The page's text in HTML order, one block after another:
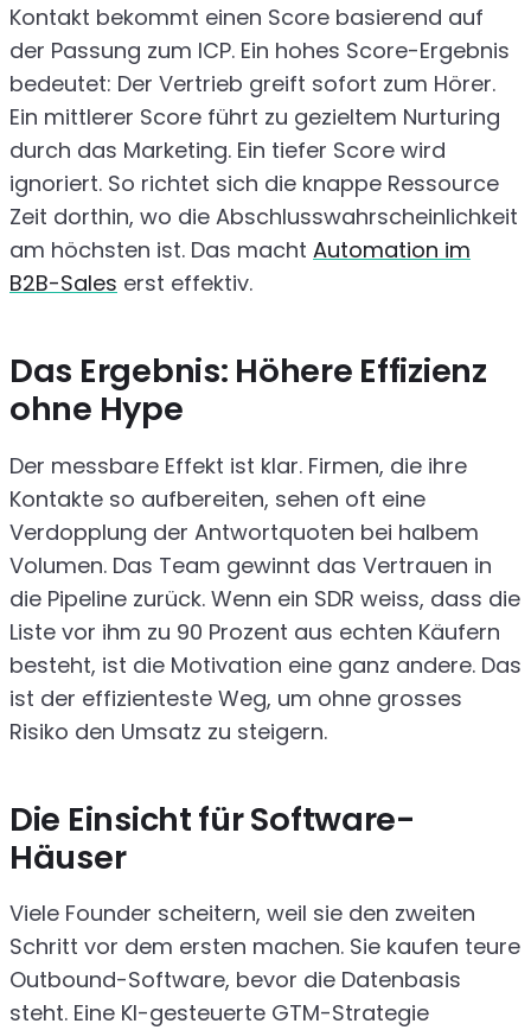
Kontakt bekommt einen Score basierend auf
der Passung zum ICP. Ein hohes Score-Ergebnis
bedeutet: Der Vertrieb greift sofort zum Hörer.
Ein mittlerer Score führt zu gezieltem Nurturing
durch das Marketing. Ein tiefer Score wird
ignoriert. So richtet sich die knappe Ressource
Zeit dorthin, wo die Abschlusswahrscheinlichkeit
am höchsten ist. Das macht Automation im
B2B-Sales erst effektiv.
Das Ergebnis: Höhere Effizienz
ohne Hype
Der messbare Effekt ist klar. Firmen, die ihre
Kontakte so aufbereiten, sehen oft eine
Verdopplung der Antwortquoten bei halbem
Volumen. Das Team gewinnt das Vertrauen in
die Pipeline zurück. Wenn ein SDR weiss, dass die
Liste vor ihm zu 90 Prozent aus echten Käufern
besteht, ist die Motivation eine ganz andere. Das
ist der effizienteste Weg, um ohne grosses
Risiko den Umsatz zu steigern.
Die Einsicht für Software-
Häuser
Viele Founder scheitern, weil sie den zweiten
Schritt vor dem ersten machen. Sie kaufen teure
Outbound-Software, bevor die Datenbasis
steht. Eine KI-gesteuerte GTM-Strategie